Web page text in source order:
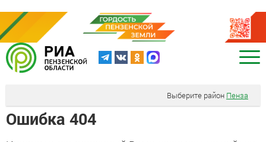
Выберите район Пенза
Ошибка 404